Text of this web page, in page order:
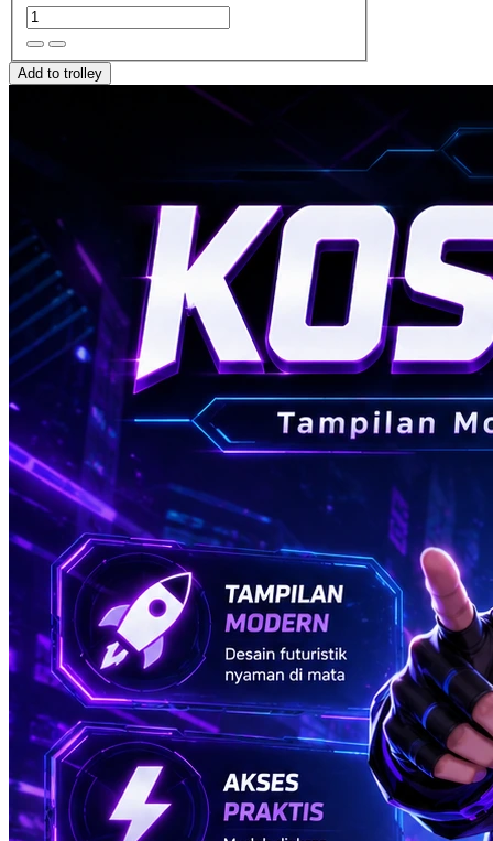
Add to trolley